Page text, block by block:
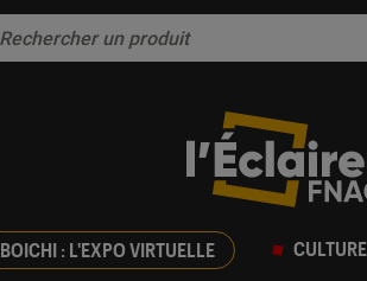
BOICHI : L'EXPO VIRTUELLE CULTURE